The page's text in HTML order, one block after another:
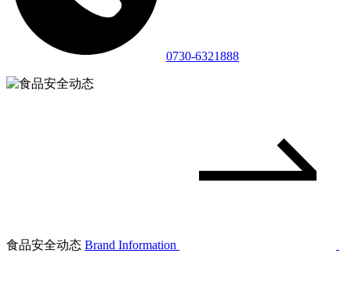
0730-6321888
食品安全动态 Brand Information